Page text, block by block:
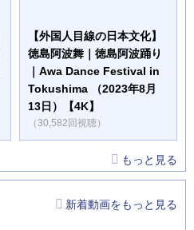
【外国人目線の日本文化】
徳島阿波舞｜徳島阿波踊り
｜Awa Dance Festival in
Tokushima （2023年8月
13日）【4K】
（30,582回視聴）
もっと見る
新着動画をもっと見る